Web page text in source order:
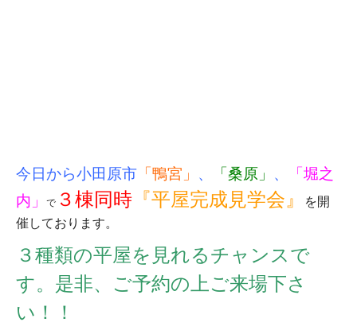
今日から小田原市 「鴨宮」 、 「桑原」 、
「堀之
内」
で ３棟同時 『平屋完成見学会』
を開
催しております。
３種類の平屋を見れるチャンスで
す。是非、ご予約の上ご来場下さ
い！！